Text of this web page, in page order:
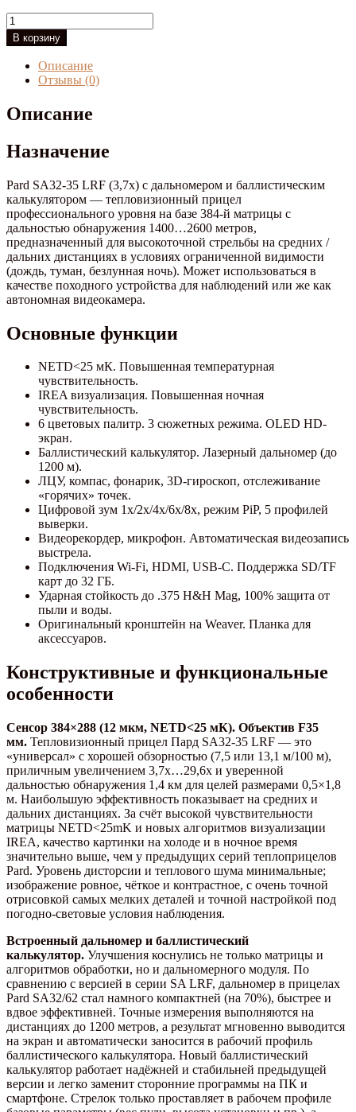
Количество
товара
Тепловизионный
прицел
PARD
SA32-
35LRF
В корзину
Описание
Отзывы (0)
Описание
Назначение
Pard SA32-35 LRF (3,7x) с дальномером и баллистическим
калькулятором — тепловизионный прицел
профессионального уровня на базе 384-й матрицы с
дальностью обнаружения 1400…2600 метров,
предназначенный для высокоточной стрельбы на средних /
дальних дистанциях в условиях ограниченной видимости
(дождь, туман, безлунная ночь). Может использоваться в
качестве походного устройства для наблюдений или же как
автономная видеокамера.
Основные функции
NETD<25 мК. Повышенная температурная
чувствительность.
IREA визуализация. Повышенная ночная
чувствительность.
6 цветовых палитр. 3 сюжетных режима. OLED HD-
экран.
Баллистический калькулятор. Лазерный дальномер (до
1200 м).
ЛЦУ, компас, фонарик, 3D-гироскоп, отслеживание
«горячих» точек.
Цифровой зум 1x/2x/4x/6x/8x, режим PiP, 5 профилей
выверки.
Видеорекордер, микрофон. Автоматическая видеозапись
выстрела.
Подключения Wi-Fi, HDMI, USB-C. Поддержка SD/TF
карт до 32 ГБ.
Ударная стойкость до .375 H&H Mag, 100% защита от
пыли и воды.
Оригинальный кронштейн на Weaver. Планка для
аксессуаров.
Конструктивные и функциональные
особенности
Сенсор 384×288 (12 мкм, NETD<25 мК). Объектив F35
мм. Тепловизионный прицел Пард SA32-35 LRF — это
«универсал» с хорошей обзорностью (7,5 или 13,1 м/100 м),
приличным увеличением 3,7x…29,6x и уверенной
дальностью обнаружения 1,4 км для целей размерами 0,5×1,8
м. Наибольшую эффективность показывает на средних и
дальних дистанциях. За счёт высокой чувствительности
матрицы NETD<25mK и новых алгоритмов визуализации
IREA, качество картинки на холоде и в ночное время
значительно выше, чем у предыдущих серий теплоприцелов
Pard. Уровень дисторсии и теплового шума минимальные;
изображение ровное, чёткое и контрастное, с очень точной
отрисовкой самых мелких деталей и точной настройкой под
погодно-световые условия наблюдения.
Встроенный дальномер и баллистический
калькулятор. Улучшения коснулись не только матрицы и
алгоритмов обработки, но и дальномерного модуля. По
сравнению с версией в серии SA LRF, дальномер в прицелах
Pard SA32/62 стал намного компактней (на 70%), быстрее и
вдвое эффективней. Точные измерения выполняются на
дистанциях до 1200 метров, а результат мгновенно выводится
на экран и автоматически заносится в рабочий профиль
баллистического калькулятора. Новый баллистический
калькулятор работает надёжней и стабильней предыдущей
версии и легко заменит сторонние программы на ПК и
смартфоне. Стрелок только проставляет в рабочем профиле